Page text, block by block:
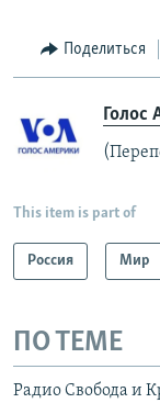
Поделиться
Голос
This item is part of
Россия Мир
ПО ТЕМЕ
Радио Свобода и